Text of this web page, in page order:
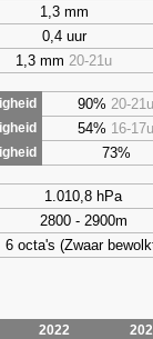
1,3 mm
0,4 uur
1,3 mm 20-21u
90% 20-21u
54% 16-17u
73%
1.010,8 hPa
2800 - 2900m
6 octa's (Zwaar
2022